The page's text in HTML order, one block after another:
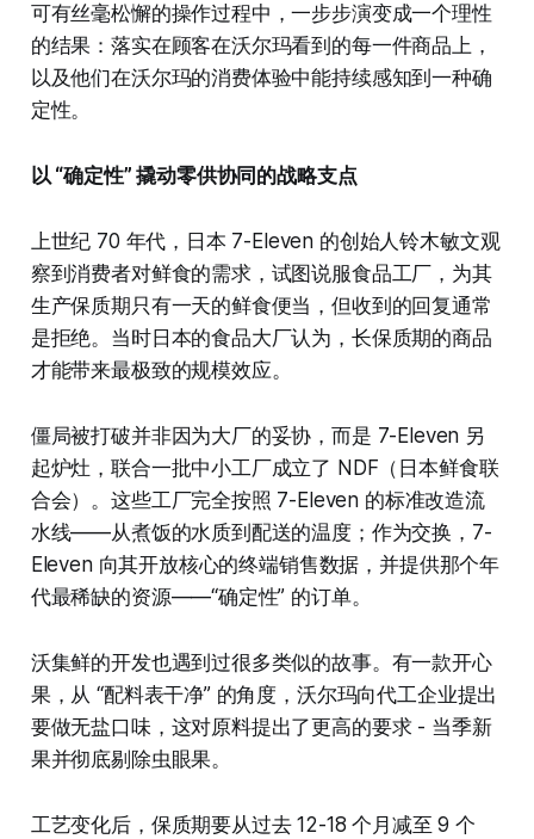
可有丝毫松懈的操作过程中，一步步演变成一个理性
的结果：落实在顾客在沃尔玛看到的每一件商品上，
以及他们在沃尔玛的消费体验中能持续感知到一种确
定性。
以 “确定性” 撬动零供协同的战略支点
上世纪 70 年代，日本 7-Eleven 的创始人铃木敏文观
察到消费者对鲜食的需求，试图说服食品工厂，为其
生产保质期只有一天的鲜食便当，但收到的回复通常
是拒绝。当时日本的食品大厂认为，长保质期的商品
才能带来最极致的规模效应。
僵局被打破并非因为大厂的妥协，而是 7-Eleven 另
起炉灶，联合一批中小工厂成立了 NDF（日本鲜食联
合会）。这些工厂完全按照 7-Eleven 的标准改造流
水线——从煮饭的水质到配送的温度；作为交换，7-
Eleven 向其开放核心的终端销售数据，并提供那个年
代最稀缺的资源——“确定性” 的订单。
沃集鲜的开发也遇到过很多类似的故事。有一款开心
果，从 “配料表干净” 的角度，沃尔玛向代工企业提出
要做无盐口味，这对原料提出了更高的要求 - 当季新
果并彻底剔除虫眼果。
工艺变化后，保质期要从过去 12-18 个月减至 9 个